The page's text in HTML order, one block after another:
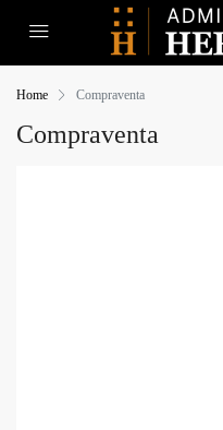
Home Compraventa
Compraventa